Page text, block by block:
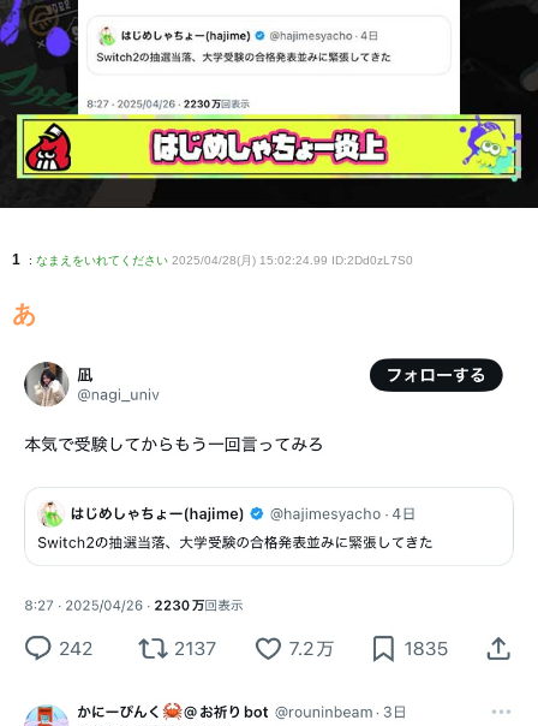
1 : なまえをいれてください 2025/04/28(月) 15:02:24.99 ID:2Dd0zL7S0
あ